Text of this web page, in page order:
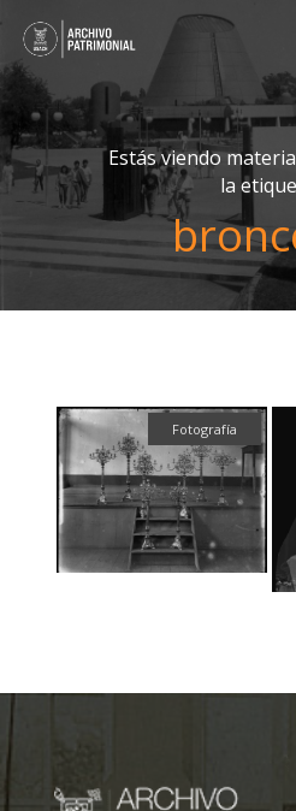
Estás viendo
la
Fotografía